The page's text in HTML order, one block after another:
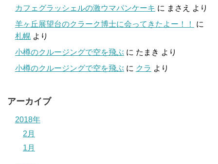
カフェグラッシェルの激ウマパンケーキ に まさえ
より
羊ヶ丘展望台のクラーク博士に会ってきたよー！！
に
札幌 より
小樽のクルージングで空を飛ぶ に たまき より
小樽のクルージングで空を飛ぶ に クラ より
アーカイブ
2018年
2月
1月